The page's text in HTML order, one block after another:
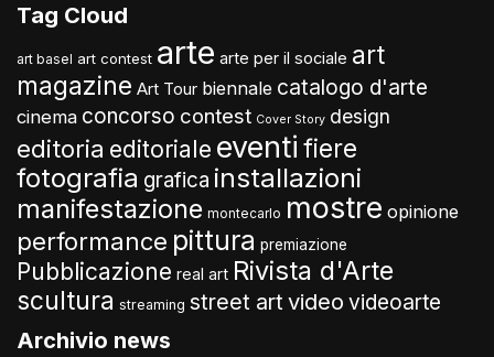
Tag Cloud
art basel art contest arte arte per il sociale art
magazine Art Tour biennale catalogo d'arte
cinema concorso contest Cover Story design
editoria editoriale eventi fiere
fotografia grafica installazioni
manifestazione montecarlo mostre opinione
performance pittura premiazione
Pubblicazione real art Rivista d'Arte
scultura streaming street art video videoarte
Archivio news